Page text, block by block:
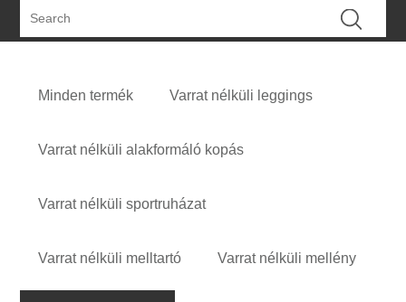
Minden termék Varrat nélküli leggings
Varrat nélküli alakformáló kopás
Varrat nélküli sportruházat
Varrat nélküli melltartó Varrat nélküli mellény